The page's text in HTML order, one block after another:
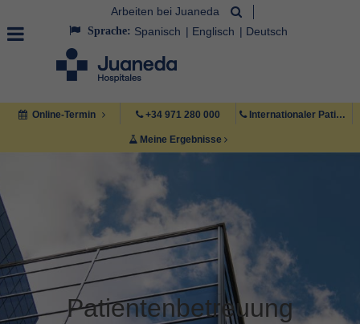
Arbeiten bei Juaneda
Sprache: Spanisch Englisch Deutsch
Online-Termin +34 971 280 000 Internationaler Patient +34 971 222 222
Meine Ergebnisse
Patientenbetreuung